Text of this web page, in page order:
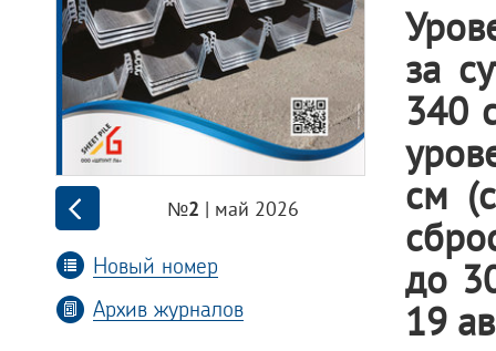
№2 | май 2026
Новый номер
Архив журналов
за
340
см
до
19